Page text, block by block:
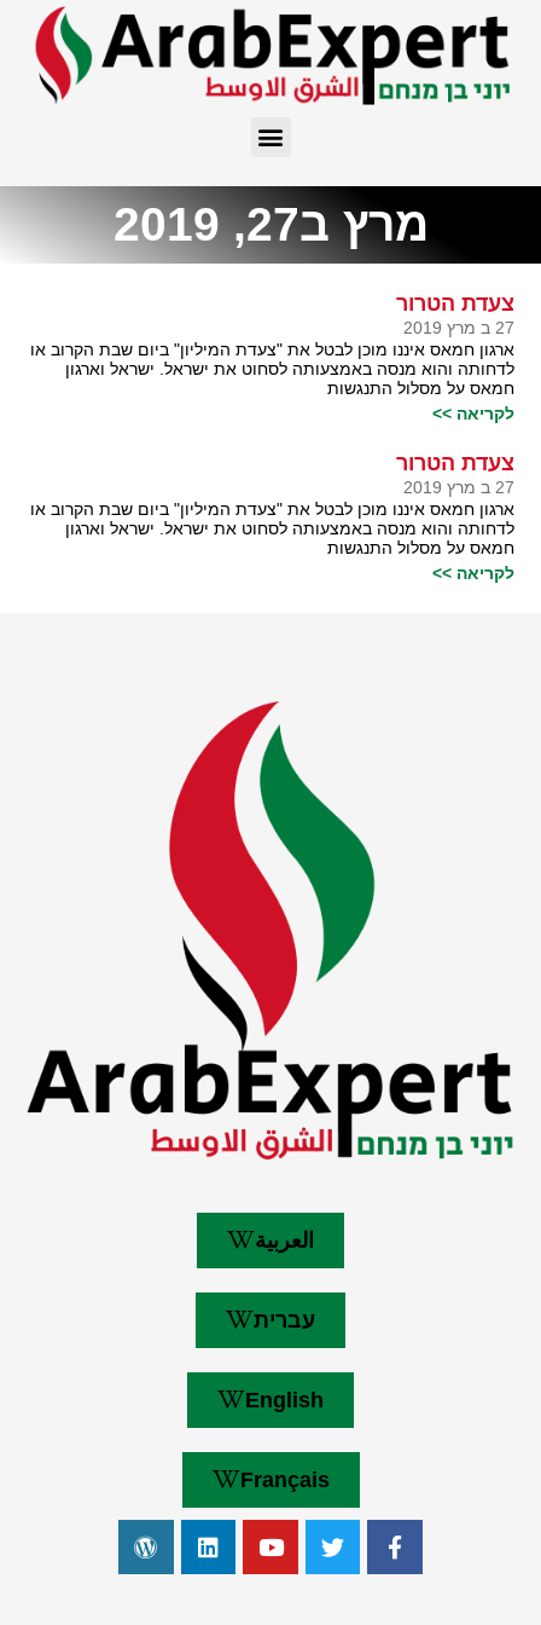
מרץ ב27, 2019
צעדת הטרור
27 ב מרץ 2019
ארגון חמאס איננו מוכן לבטל את "צעדת המיליון" ביום שבת הקרוב או
לדחותה והוא מנסה באמצעותה לסחוט את ישראל. ישראל וארגון
חמאס על מסלול התנגשות
לקריאה >>
צעדת הטרור
27 ב מרץ 2019
ארגון חמאס איננו מוכן לבטל את "צעדת המיליון" ביום שבת הקרוב או
לדחותה והוא מנסה באמצעותה לסחוט את ישראל. ישראל וארגון
חמאס על מסלול התנגשות
לקריאה >>
العربية
עברית
English
Français